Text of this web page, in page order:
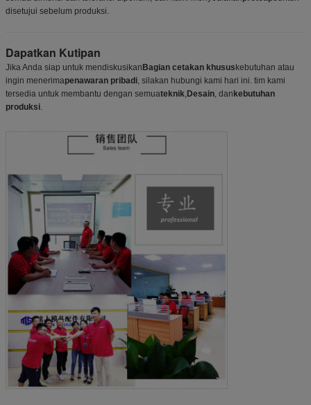
disetujui sebelum produksi.
Dapatkan Kutipan
Jika Anda siap untuk mendiskusikanBagian cetakan khususkebutuhan atau
ingin menerimapenawaran pribadi, silakan hubungi kami hari ini. tim kami
tersedia untuk membantu dengan semuateknik,Desain, dankebutuhan
produksi.